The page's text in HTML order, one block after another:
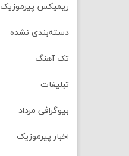
ریمیکس پیرموزیک
دسته‌بندی نشده
تک آهنگ
تبلیغات
بیوگرافی مرداد
اخبار پیرموزیک